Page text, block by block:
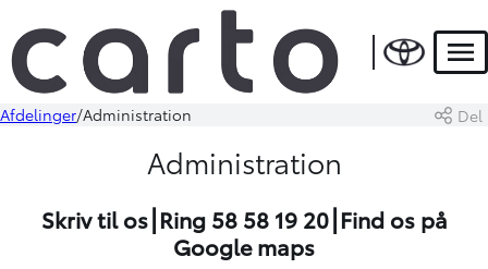
Afdelinger Administration Del
Administration
Skrivtil os⎮Ring 58 58 19 20⎮ Find os på
Google maps